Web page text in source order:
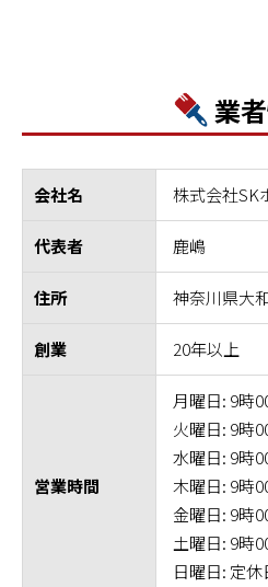
業
会社名 株式会社SK
代表者 鹿嶋
住所 神奈川県大
創業 20年以上
営業時間
月曜日: 9時
火曜日: 9時
水曜日: 9時
木曜日: 9時
金曜日: 9時
土曜日: 9時
日曜日: 定休